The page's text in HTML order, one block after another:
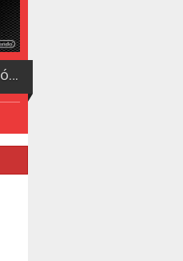
Pokémon Edición Negra / Edición Blanca